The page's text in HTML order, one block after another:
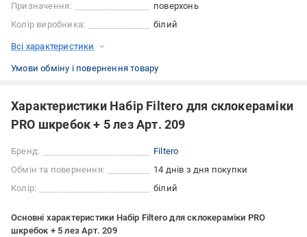
Призначення:
поверхонь
Колір виробника:
білий
Всі характеристики
Умови обміну і повернення товару
Характеристики Набір Filtero для склокераміки
PRO шкребок + 5 лез Арт. 209
Бренд:
Filtero
Обмін та повернення:
14 днів з дня покупки
Колір:
білий
Основні характеристики Набір Filtero для склокераміки PRO
шкребок + 5 лез Арт. 209